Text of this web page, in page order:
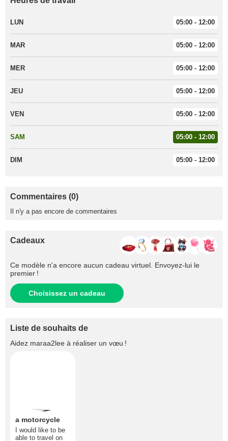
LUN 05:00 - 12:00
MAR 05:00 - 12:00
MER 05:00 - 12:00
JEU 05:00 - 12:00
VEN 05:00 - 12:00
SAM 05:00 - 12:00
DIM 05:00 - 12:00
Commentaires (0)
Il n'y a pas encore de commentaires
Cadeaux
Ce modèle n'a encore aucun cadeau virtuel. Envoyez-lui le
premier !
Choisissez un cadeau
Liste de souhaits de
Aidez maraa2lee à réaliser un vœu !
a motorcycle
I would like to be
able to travel on